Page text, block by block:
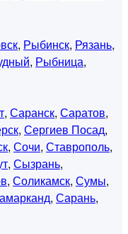
, Рыбинск, Рязань,
, Рыбница,
, Саранск, Саратов,
, Сергиев Посад,
, Сочи, Ставрополь,
, Сызрань,
, Соликамск, Сумы,
, Сарань,